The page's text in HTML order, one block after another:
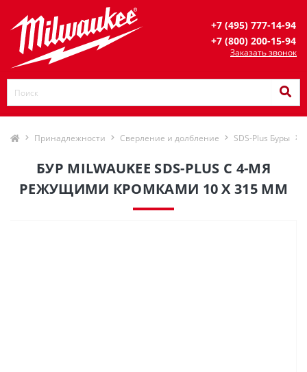
+7 (495) 777-14-94
+7 (800) 200-15-94
Заказать звонок
Принадлежности Сверление и долбление SDS-Plus Буры
БУР MILWAUKEE SDS-PLUS С 4-МЯ
РЕЖУЩИМИ КРОМКАМИ 10 X 315 ММ